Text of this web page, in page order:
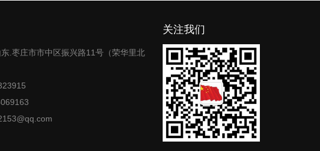
.枣庄市市中区振兴路11号（荣华里北
关注我们